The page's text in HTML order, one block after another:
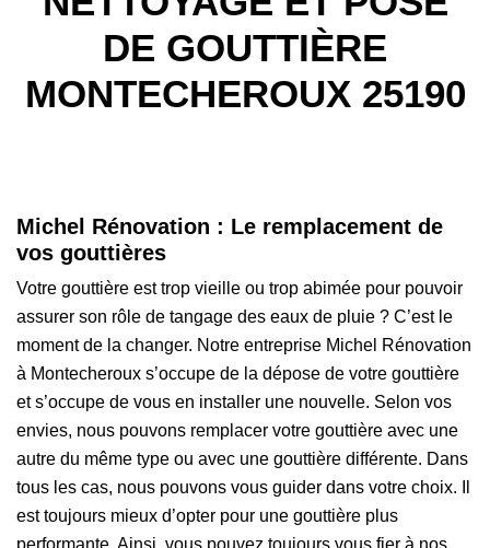
DE GOUTTIÈRE
MONTECHEROUX 25190
Michel Rénovation : Le remplacement de
vos gouttières
Votre gouttière est trop vieille ou trop abimée pour pouvoir
assurer son rôle de tangage des eaux de pluie ? C’est le
moment de la changer. Notre entreprise Michel Rénovation
à Montecheroux s’occupe de la dépose de votre gouttière
et s’occupe de vous en installer une nouvelle. Selon vos
envies, nous pouvons remplacer votre gouttière avec une
autre du même type ou avec une gouttière différente. Dans
tous les cas, nous pouvons vous guider dans votre choix. Il
est toujours mieux d’opter pour une gouttière plus
performante. Ainsi, vous pouvez toujours vous fier à nos